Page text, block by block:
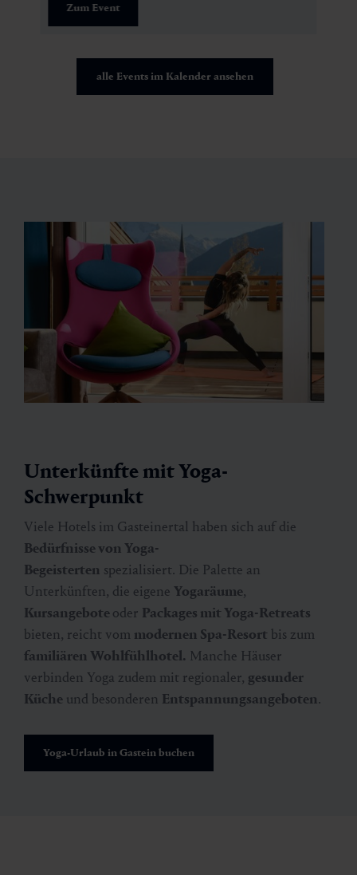
Zum Event
alle Events im Kalender ansehen
Unterkünfte mit Yoga-
Schwerpunkt
Viele Hotels im Gasteinertal haben sich auf die
Bedürfnisse von Yoga-
Begeisterten spezialisiert. Die Palette an
Unterkünften, die eigene Yogaräume,
Kursangeboteoder Packages mit Yoga-Retreats
bieten, reicht vom modernen Spa-Resort bis zum
familiären Wohlfühlhotel. Manche Häuser
verbinden Yoga zudem mit regionaler, gesunder
Küche und besonderen Entspannungsangeboten.
Yoga-Urlaub in Gastein buchen